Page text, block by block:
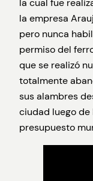
la cual fue
la empresa
pero nunca
permiso del
que se realizó
totalmente
sus alambres
ciudad luego
presupuesto